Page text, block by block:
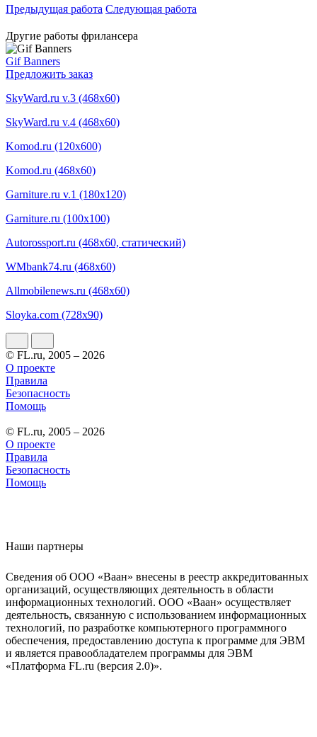
Предыдущая работа Следующая работа
Другие работы фрилансера
Gif Banners
Предложить заказ
SkyWard.ru v.3 (468x60)
SkyWard.ru v.4 (468x60)
Komod.ru (120x600)
Komod.ru (468x60)
Garniture.ru v.1 (180х120)
Garniture.ru (100х100)
Autorossport.ru (468x60, статический)
WMbank74.ru (468x60)
Allmobilenews.ru (468x60)
Sloyka.com (728x90)
© FL.ru, 2005 – 2026
О проекте
Правила
Безопасность
Помощь
© FL.ru, 2005 – 2026
О проекте
Правила
Безопасность
Помощь
Наши партнеры
Сведения об ООО «Ваан» внесены в реестр аккредитованных
организаций, осуществляющих деятельность в области
информационных технологий. ООО «Ваан» осуществляет
деятельность, связанную с использованием информационных
технологий, по разработке компьютерного программного
обеспечения, предоставлению доступа к программе для ЭВМ
и является правообладателем программы для ЭВМ
«Платформа FL.ru (версия 2.0)».